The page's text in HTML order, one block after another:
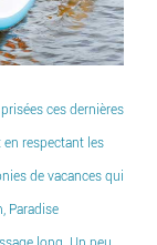
ces dernières
respectant les
de vacances qui
Paradise